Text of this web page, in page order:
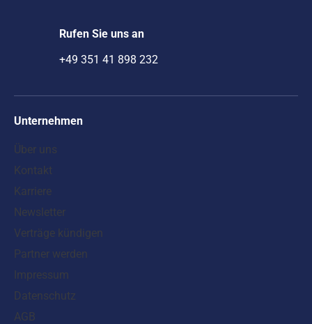
Rufen Sie uns an
+49 351 41 898 232
Unternehmen
Über uns
Kontakt
Karriere
Newsletter
Verträge kündigen
Partner werden
Impressum
Datenschutz
AGB